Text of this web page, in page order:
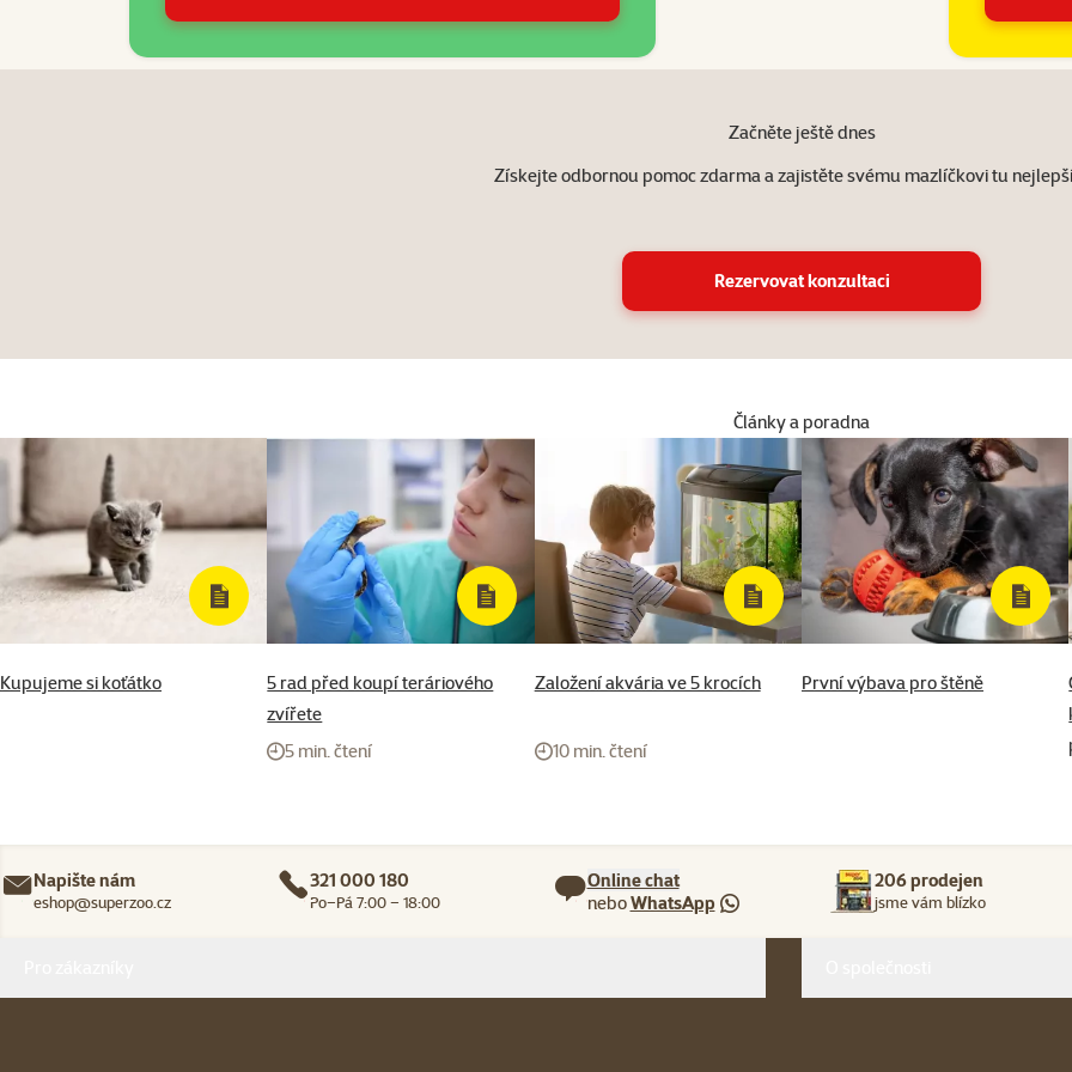
Začněte ještě dnes
Získejte odbornou pomoc zdarma a zajistěte svému mazlíčkovi tu
Rezervovat konzultaci
Články a poradna
Kupujeme si koťátko
5 rad před koupí teráriového
zvířete
5 min. čtení
Založení akvária ve 5 krocích
10 min. čtení
První výbava pro štěně
Napište nám
eshop@superzoo.cz
321 000 180
Po–Pá 7:00 – 18:00
Online chat
neboWhatsApp
206 prodejen
jsme vám blízko